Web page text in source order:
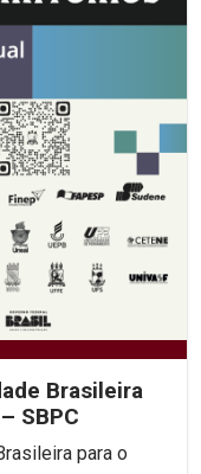
Brasileira
SBPC
para o